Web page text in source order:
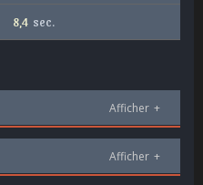
8,4 sec.
Afficher +
Afficher +